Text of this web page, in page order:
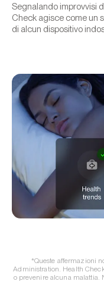
Segnalando improvvisi
Check agisce come un
di alcun dispositivo
*Queste affermazioni
Administration. Health
o prevenire alcuna malattia.